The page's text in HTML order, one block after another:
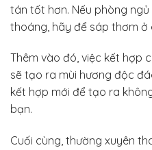
tán tốt hơn. Nếu phòng
thoáng, hãy để sáp thơm ở
Thêm vào đó, việc kết hợp
sẽ tạo ra mùi hương độc
kết hợp mới để tạo ra
bạn.
Cuối cùng, thường xuyên